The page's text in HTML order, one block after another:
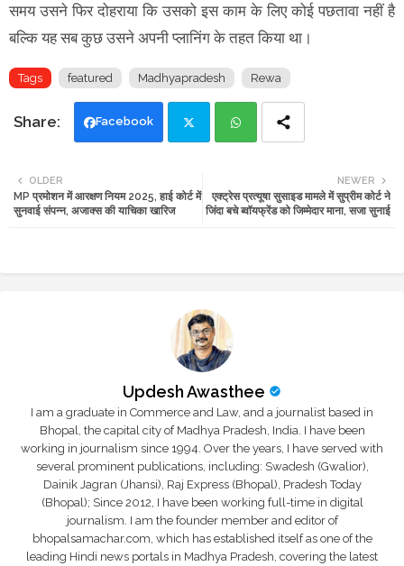
समय उसने फिर दोहराया कि उसको इस काम के लिए कोई पछतावा नहीं है
बल्कि यह सब कुछ उसने अपनी प्लानिंग के तहत किया था।
Tags featured Madhyapradesh Rewa
Facebook
tte ats
NEWER
एक्ट्रेस प्रत्यूषा सुसाइड मामले में सुप्रीम कोर्ट ने
जिंदा बचे ब्वॉयफ्रेंड को जिम्मेदार माना, सजा सुनाई
OLDER
MP प्रमोशन में आरक्षण नियम 2025, हाई कोर्ट में
सुनवाई संपन्न, अजाक्स की याचिका खारिज
Updesh Awasthee
I am a graduate in Commerce and Law, and a journalist based in
Bhopal, the capital city of Madhya Pradesh, India. I have been
working in journalism since 1994. Over the years, I have served with
several prominent publications, including: Swadesh (Gwalior),
Dainik Jagran (Jhansi), Raj Express (Bhopal), Pradesh Today
(Bhopal); Since 2012, I have been working full-time in digital
journalism. I am the founder member and editor of
bhopalsamachar.com, which has established itself as one of the
leading Hindi news portals in Madhya Pradesh, covering the latest